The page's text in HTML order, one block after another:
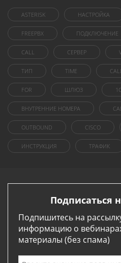
ASTERISK НАСТРОЙКА
FREEPBX ПОДКЛЮЧЕНИЕ
CALL СЕРВЕР
ТИП TIME
FOR ШЛЮЗ 1C
ВНУТРЕННИЕ НОМЕРА
OUTBOUND CISCO
ИНСТРУКЦИЯ ТРАФИК
Подписаться
Подпишитесь на
информацию о
материалы (без спама)